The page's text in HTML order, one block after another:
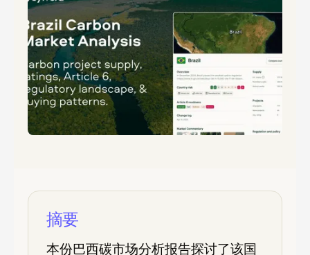
摘要
本份巴西碳市场分析报告探讨了该国